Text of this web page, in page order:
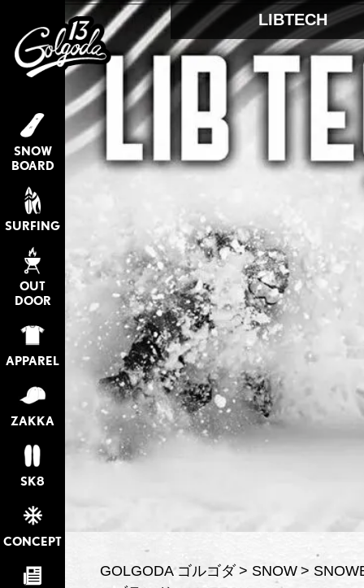
SNOW
BOARD
SURFING
OUT
DOOR
APPAREL
ZAKKA
SK8
CONCEPT
LIBTECH
GOLGODA ゴルゴダ SNOW